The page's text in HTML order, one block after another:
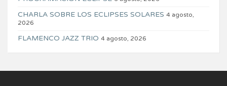
CHARLA SOBRE LOS ECLIPSES SOLARES 4 agosto,
2026
FLAMENCO JAZZ TRIO 4 agosto, 2026